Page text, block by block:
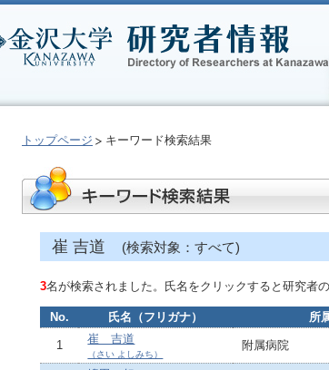
トップページ キーワード検索結果
崔 吉道 (検索対象：すべて)
3名が検索されました。氏名をクリックすると研究者
No. 氏名（フリガナ） 所
1 崔 吉道
（さい よしみち）
附属病院